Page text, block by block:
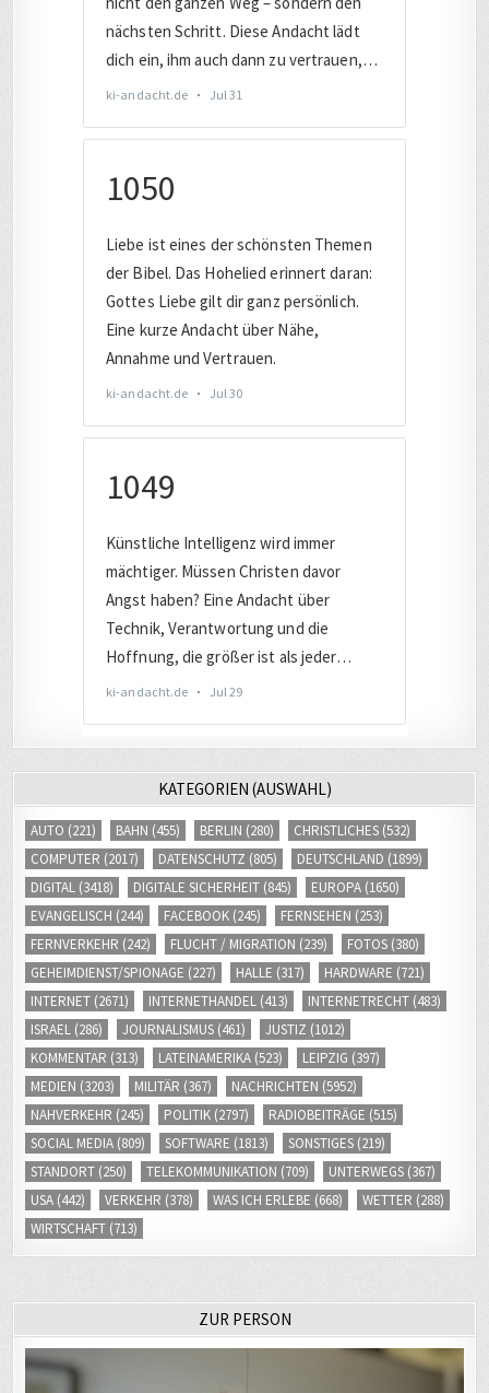
KATEGORIEN (AUSWAHL)
AUTO (221) BAHN (455) BERLIN (280) CHRISTLICHES (532)
COMPUTER (2017) DATENSCHUTZ (805) DEUTSCHLAND (1899)
DIGITAL (3418) DIGITALE SICHERHEIT (845) EUROPA (1650)
EVANGELISCH (244) FACEBOOK (245) FERNSEHEN (253)
FERNVERKEHR (242) FLUCHT / MIGRATION (239) FOTOS (380)
GEHEIMDIENST/SPIONAGE (227) HALLE (317) HARDWARE (721)
INTERNET (2671) INTERNETHANDEL (413) INTERNETRECHT (483)
ISRAEL (286) JOURNALISMUS (461) JUSTIZ (1012)
KOMMENTAR (313) LATEINAMERIKA (523) LEIPZIG (397)
MEDIEN (3203) MILITÄR (367) NACHRICHTEN (5952)
NAHVERKEHR (245) POLITIK (2797) RADIOBEITRÄGE (515)
SOCIAL MEDIA (809) SOFTWARE (1813) SONSTIGES (219)
STANDORT (250) TELEKOMMUNIKATION (709) UNTERWEGS (367)
USA (442) VERKEHR (378) WAS ICH ERLEBE (668) WETTER (288)
WIRTSCHAFT (713)
ZUR PERSON